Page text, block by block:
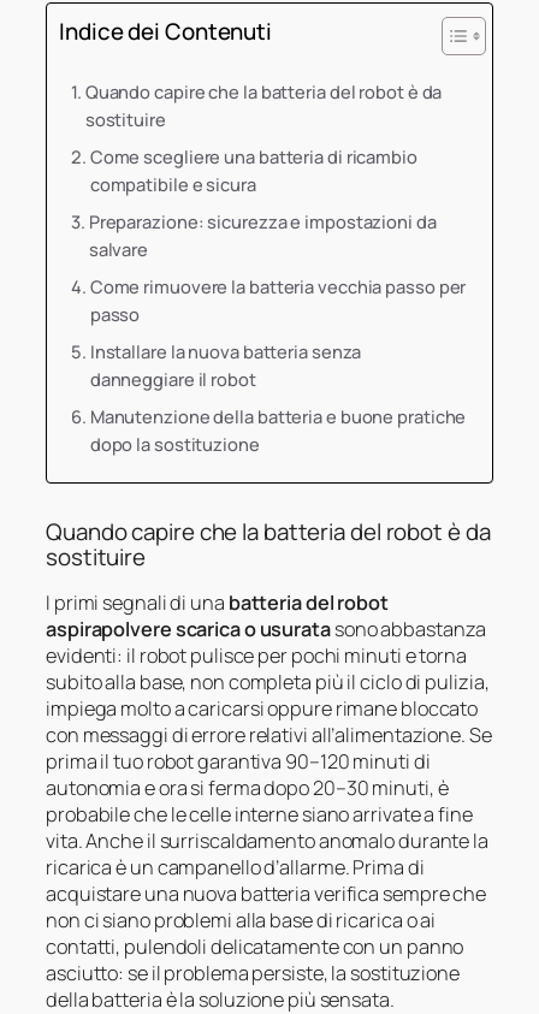
Indice dei Contenuti
Quando capire che la batteria del robot è da
sostituire
Come scegliere una batteria di ricambio
compatibile e sicura
Preparazione: sicurezza e impostazioni da
salvare
Come rimuovere la batteria vecchia passo per
passo
Installare la nuova batteria senza
danneggiare il robot
Manutenzione della batteria e buone pratiche
dopo la sostituzione
Quando capire che la batteria del robot è da
sostituire
I primi segnali di una batteria del robot
aspirapolvere scarica o usuratasono abbastanza
evidenti: il robot pulisce per pochi minuti e torna
subito alla base, non completa più il ciclo di pulizia,
impiega molto a caricarsi oppure rimane bloccato
con messaggi di errore relativi all’alimentazione. Se
prima il tuo robot garantiva 90–120 minuti di
autonomia e ora si ferma dopo 20–30 minuti, è
probabile che le celle interne siano arrivate a fine
vita. Anche il surriscaldamento anomalo durante la
ricarica è un campanello d’allarme. Prima di
acquistare una nuova batteria verifica sempre che
non ci siano problemi alla base di ricarica o ai
contatti, pulendoli delicatamente con un panno
asciutto: se il problema persiste, la sostituzione
della batteria è la soluzione più sensata.